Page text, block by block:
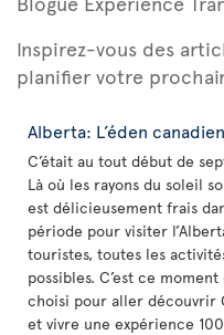
Inspirez-vous des
planifier votre
Alberta: L’éden canadien
C’était au tout début de
Là où les rayons du soleil
est délicieusement frais
période pour visiter
touristes, toutes les
possibles. C’est ce
choisi pour aller découvrir
et vivre une expérience